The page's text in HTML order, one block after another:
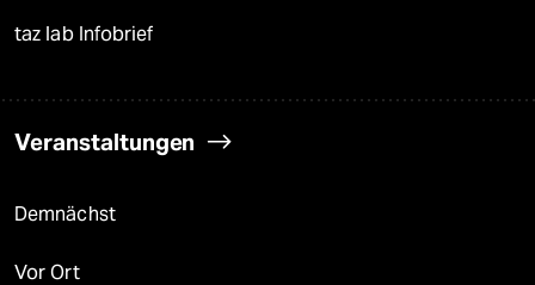
taz lab Infobrief
Veranstaltungen
Demnächst
Vor Ort